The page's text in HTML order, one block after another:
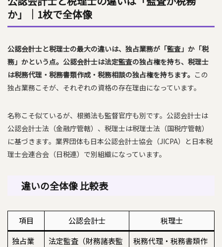
か」｜1枚で全体像
公認会計士と税理士の最大の違いは、独占業務が「監査」か「税
務」かという点。公認会計士は法定監査の独占権を持ち、税理士
は税務代理・税務書類作成・税務相談の独占権を持ちます。 この
独占業務こそが、それぞれの資格の存在理由になっています。
名称こそ似ているが、根拠法も監督官庁も別です。公認会計士は
公認会計士法（金融庁管轄）、税理士は税理士法（国税庁管轄）
に基づきます。業界団体も日本公認会計士協会（JICPA）と日本税
理士会連合会（日税連）で別組織になっています。
違いの全体像 比較表
項目 公認会計士
税理士
独占業
法定監査（財務諸表監
税務代理・税務書類作